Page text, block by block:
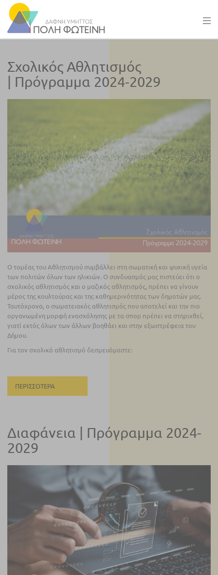
Σχολικός Αθλητισμός
| Πρόγραμμα 2024-2029
Ο τομέας του Αθλητισμού συμβάλλει στη σωματική και ψυχική υγεία
των πολιτών όλων των ηλικιών. Ο συνδυασμός μας πιστεύει ότι ο
σχολικός αθλητισμός και ο μαζικός αθλητισμός, πρέπει να γίνουν
μέρος της κουλτούρας και της καθημερινότητας των δημοτών μας.
Ταυτόχρονα, ο σωματειακός αθλητισμός που αποτελεί και την πιο
οργανωμένη μορφή ενασχόλησης με τα σπορ πρέπει να στηριχθεί,
γιατί εκτός όλων των άλλων βοηθάει και στην εξωστρέφεια του
Δήμου.
Για τον σχολικό αθλητισμό δεσμευόμαστε:
ΠΕΡΙΣΣΌΤΕΡΑ
Διαφάνεια | Πρόγραμμα 2024-
2029